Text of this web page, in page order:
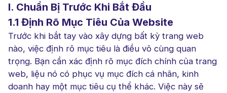
I. Chuẩn Bị Trước Khi Bắt Đầu
1.1 Định Rõ Mục Tiêu Của Website
Trước khi bắt tay vào xây dựng bất kỳ trang web
nào, việc định rõ mục tiêu là điều vô cùng quan
trọng. Bạn cần xác định rõ mục đích chính của trang
web, liệu nó có phục vụ mục đích cá nhân, kinh
doanh hay một mục tiêu cụ thể khác. Việc này sẽ